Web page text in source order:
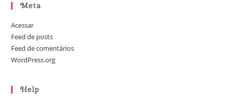
Meta
Acessar
Feed de posts
Feed de comentários
WordPress.org
Help